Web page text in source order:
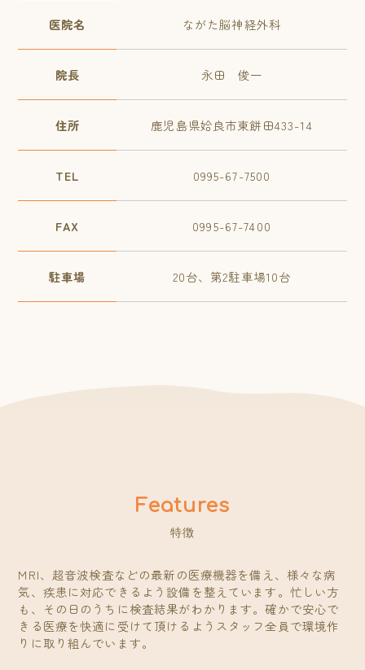
医院名 ながた脳神経外科
院長 永田 俊一
住所 鹿児島県姶良市東餅田433-14
TEL 0995-67-7500
FAX 0995-67-7400
駐車場 20台、第2駐車場10台
特徴
MRI、超音波検査などの最新の医療機器を備え、様々な病
気、疾患に対応できるよう設備を整えています。忙しい方
も、その日のうちに検査結果がわかります。確かで安心で
きる医療を快適に受けて頂けるようスタッフ全員で環境作
りに取り組んでいます。